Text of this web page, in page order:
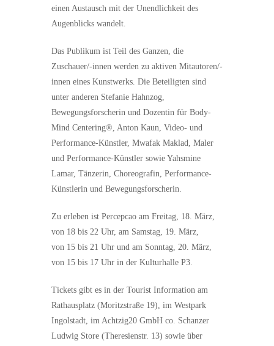
einen Austausch mit der Unendlichkeit des
Augenblicks wandelt.
Das Publikum ist Teil des Ganzen, die
Zuschauer/-innen werden zu aktiven Mitautoren/-
innen eines Kunstwerks. Die Beteiligten sind
unter anderen Stefanie Hahnzog,
Bewegungsforscherin und Dozentin für Body-
Mind Centering®, Anton Kaun, Video- und
Performance-Künstler, Mwafak Maklad, Maler
und Performance-Künstler sowie Yahsmine
Lamar, Tänzerin, Choreografin, Performance-
Künstlerin und Bewegungsforscherin.
Zu erleben ist Percepcao am Freitag, 18. März,
von 18 bis 22 Uhr, am Samstag, 19. März,
von 15 bis 21 Uhr und am Sonntag, 20. März,
von 15 bis 17 Uhr in der Kulturhalle P3.
Tickets gibt es in der Tourist Information am
Rathausplatz (Moritzstraße 19), im Westpark
Ingolstadt, im Achtzig20 GmbH co. Schanzer
Ludwig Store (Theresienstr. 13) sowie über